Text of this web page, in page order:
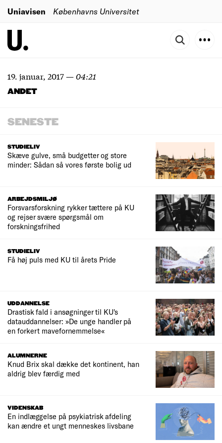
Uniavisen Københavns Universitet
19. januar, 2017—04:21
ANDET
SENESTE
STUDIELIV
Skæve gulve, små budgetter og store
minder: Sådan så vores første bolig ud
ARBEJDSMILJØ
Forsvarsforskning rykker tættere på KU
og rejser svære spørgsmål om
forskningsfrihed
STUDIELIV
Få høj puls med KU til årets Pride
UDDANNELSE
Drastisk fald i ansøgninger til KU's
datauddannelser: »De unge handler på
en forkert mavefornemmelse«
ALUMNERNE
Knud Brix skal dække det kontinent, han
aldrig blev færdig med
VIDENSKAB
En indlæggelse på psykiatrisk afdeling
kan ændre et ungt menneskes livsbane